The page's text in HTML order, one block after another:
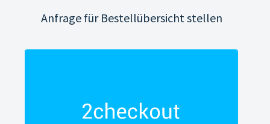
Anfrage für Bestellübersicht stellen